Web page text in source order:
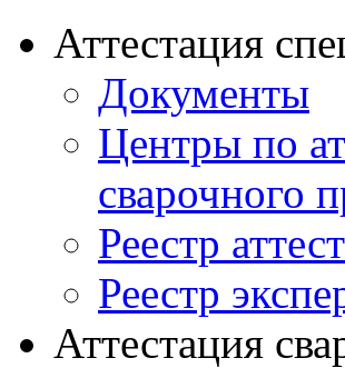
Аттестация
Документы
Центры по
сварочного
Реестр
Реестр
Аттестация